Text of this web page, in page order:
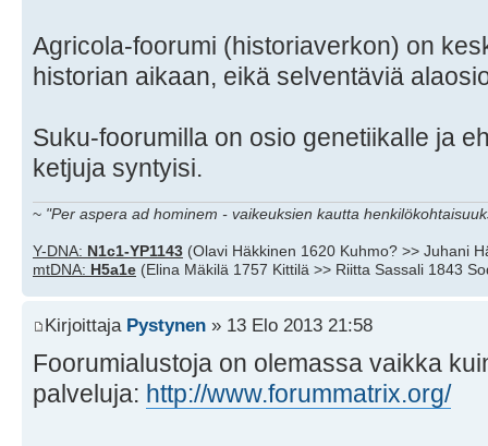
Agricola-foorumi (historiaverkon) on
historian aikaan, eikä selventäviä
Suku-foorumilla on osio genetiikalle ja
ketjuja syntyisi.
~ "Per aspera ad hominem - vaikeuksien kautta
Y-DNA: N1c1-YP1143 (Olavi Häkkinen 1620 Kuhmo? >> Juhani
mtDNA: H5a1e (Elina Mäkilä 1757 Kittilä >> Riitta Sassali 1843
Kirjoittaja Pystynen » 13 Elo 2013 21:58
Foorumialustoja on olemassa vaikka
palveluja: http://www.forummatrix.org/